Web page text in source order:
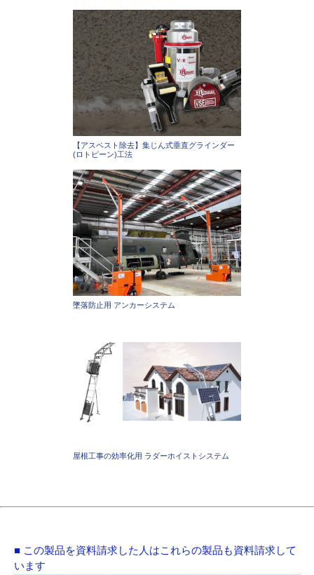
【アスベスト除去】集じん式垂直グラインダー
(ロトピーン)工法
墜落防止用 アンカーシステム
屋根工事の効率化用 ラダーホイストシステム
■ この製品を資料請求した人はこれらの製品も資料請求して
います